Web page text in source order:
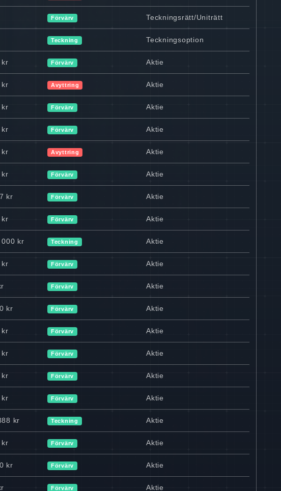
Förvärv Teckningsrätt/Uniträtt
Teckning Teckningsoption
kr Förvärv Aktie
kr Avyttring Aktie
kr Förvärv Aktie
kr Förvärv Aktie
kr Avyttring Aktie
kr Förvärv Aktie
kr Förvärv Aktie
kr Förvärv Aktie
000 kr Teckning Aktie
kr Förvärv Aktie
Förvärv Aktie
kr Förvärv Aktie
kr Förvärv Aktie
kr Förvärv Aktie
kr Förvärv Aktie
kr Förvärv Aktie
kr Teckning Aktie
kr Förvärv Aktie
kr Förvärv Aktie
Förvärv Aktie